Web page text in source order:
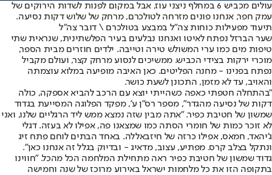
עולים מכביש 6 במחלף ניצני עוז, אבל במקום לפנות לשדות הירוקים של
עמק חפר, אנחנו פונים מזרחה לטולכרם, מרחק של שלוש דקות נסיעה.
תיעוד מפעילות כוחות צה"ל במבצע בטולכרם \ דובר צה"ל
שער הברזל נפתח לאיטו ואנחנו נבלעים בעיר הפלשתינית, שנראית שתי
טיפות מים כמו ערי המשולש טירה וטייבה. ילדים חוזרים מבית הספר,
מוכרי ירקות בצידי הכביש. ממשיכים לנסוע מרחק קצר, ועולם מקביל
נפתח בפנינו - מחנה הפליטים. כאן האיבה מופיעה במלוא עוצמתה
והאויב, עד לא מזמן, התכונן לשעת כושר.
"בהתחלה חטפתי כאפה כשהייתי יוצא עם הרכב להביא אספקה, כולה
דקות של נסיעה מהגדר", מספר רס"ן ע', מפקד הפלוגה המסייעת בגדוד
שמשון של חטיבת כפיר. "אתה מבין שזה נמצא ממש ליד הרגליים שלנו, ואני
לא זוכר כמות של חומרי הסתה כמו שמצאנו פה, אפילו לא בעזה. דגלי
ג'יהאד, חמאס, אפילו כרזה של חיזבאללה. באחד הבתים לוחם פתח זיג
ונתקל בצלב קרס. מפתיע, עצוב, מדאיג - ובדיוק בגלל זה אנחנו כאן".
גדוד שמשון של חטיבת כפיר ראה מתחילת המלחמה הכל מהכל. "חווינו
בתקופה הזו את כל מלחמות ישראל באירוע מרוכז של שנה וחמישה